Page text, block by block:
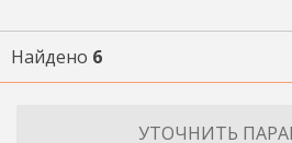
Найдено 6
УТОЧНИТЬ